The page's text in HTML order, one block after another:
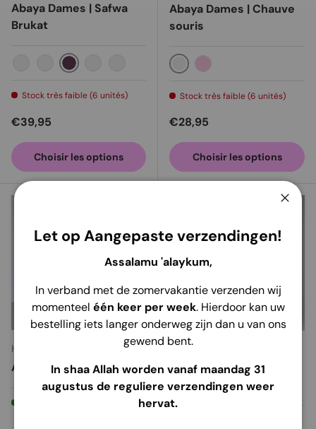
Abaya Dames | Safwa
Brukat
Gris clair
BlancAubergine
Stock très faible (6 unités)
Prix habituel
€39,95
Choisir les options
Abaya Dames | Chauve
souris
Sauver le gingembre
Stock très faible (6 unités)
Prix habituel
€28,95
Choisir les options
Hijab Heela
Abaya Dames | Yalova
Hijab Alila
Abaya Dames | Hami
Raffles
Let op Aangepaste verzendingen!
Assalamu 'alaykum,
In verband met de zomervakantie verzenden wij
momenteel één keer per week. Hierdoor kan uw
bestelling iets langer onderweg zijn dan u van ons
gewend bent.
In shaa Allah worden vanaf maandag 31
augustus de reguliere verzendingen weer
hervat.